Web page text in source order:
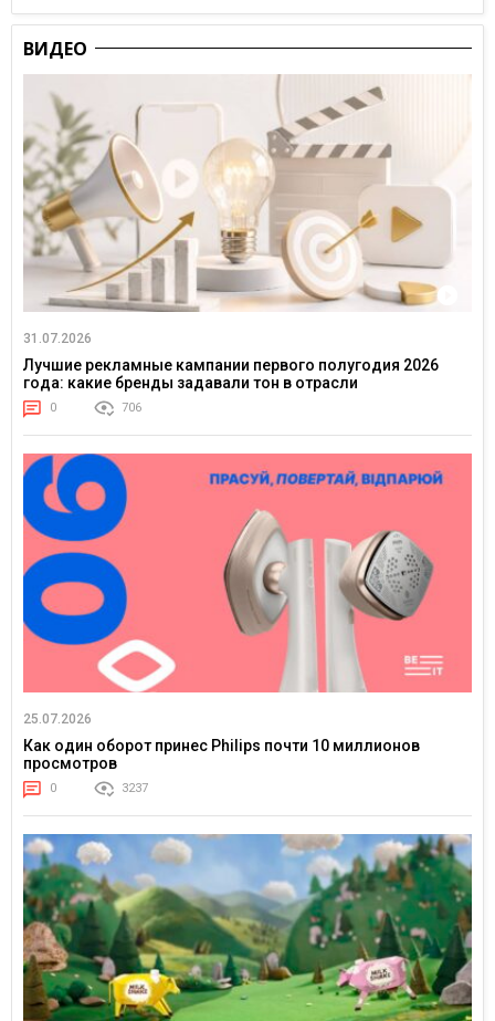
ВИДЕО
31.07.2026
Лучшие рекламные кампании первого полугодия 2026
года: какие бренды задавали тон в отрасли
0 706
25.07.2026
Как один оборот принес Philips почти 10 миллионов
просмотров
0 3237